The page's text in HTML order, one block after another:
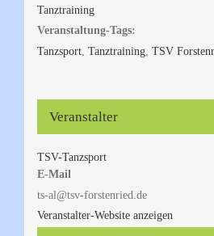
Tanztraining
Veranstaltung-Tags:
Tanzsport, Tanztraining, TSV
Veranstalter
TSV-Tanzsport
E-Mail
ts-al@tsv-forstenried.de
Veranstalter-Website anzeigen